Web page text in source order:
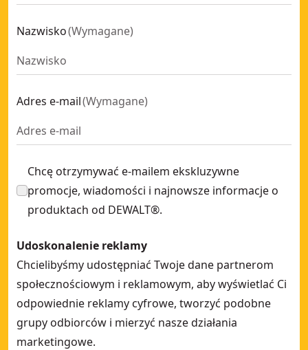
Nazwisko(Wymagane)
Adres e-mail(Wymagane)
Chcę otrzymywać e-mailem ekskluzywne
promocje, wiadomości i najnowsze informacje o
produktach od DEWALT®.
Udoskonalenie reklamy
Chcielibyśmy udostępniać Twoje dane partnerom
społecznościowym i reklamowym, aby wyświetlać Ci
odpowiednie reklamy cyfrowe, tworzyć podobne
grupy odbiorców i mierzyć nasze działania
marketingowe.